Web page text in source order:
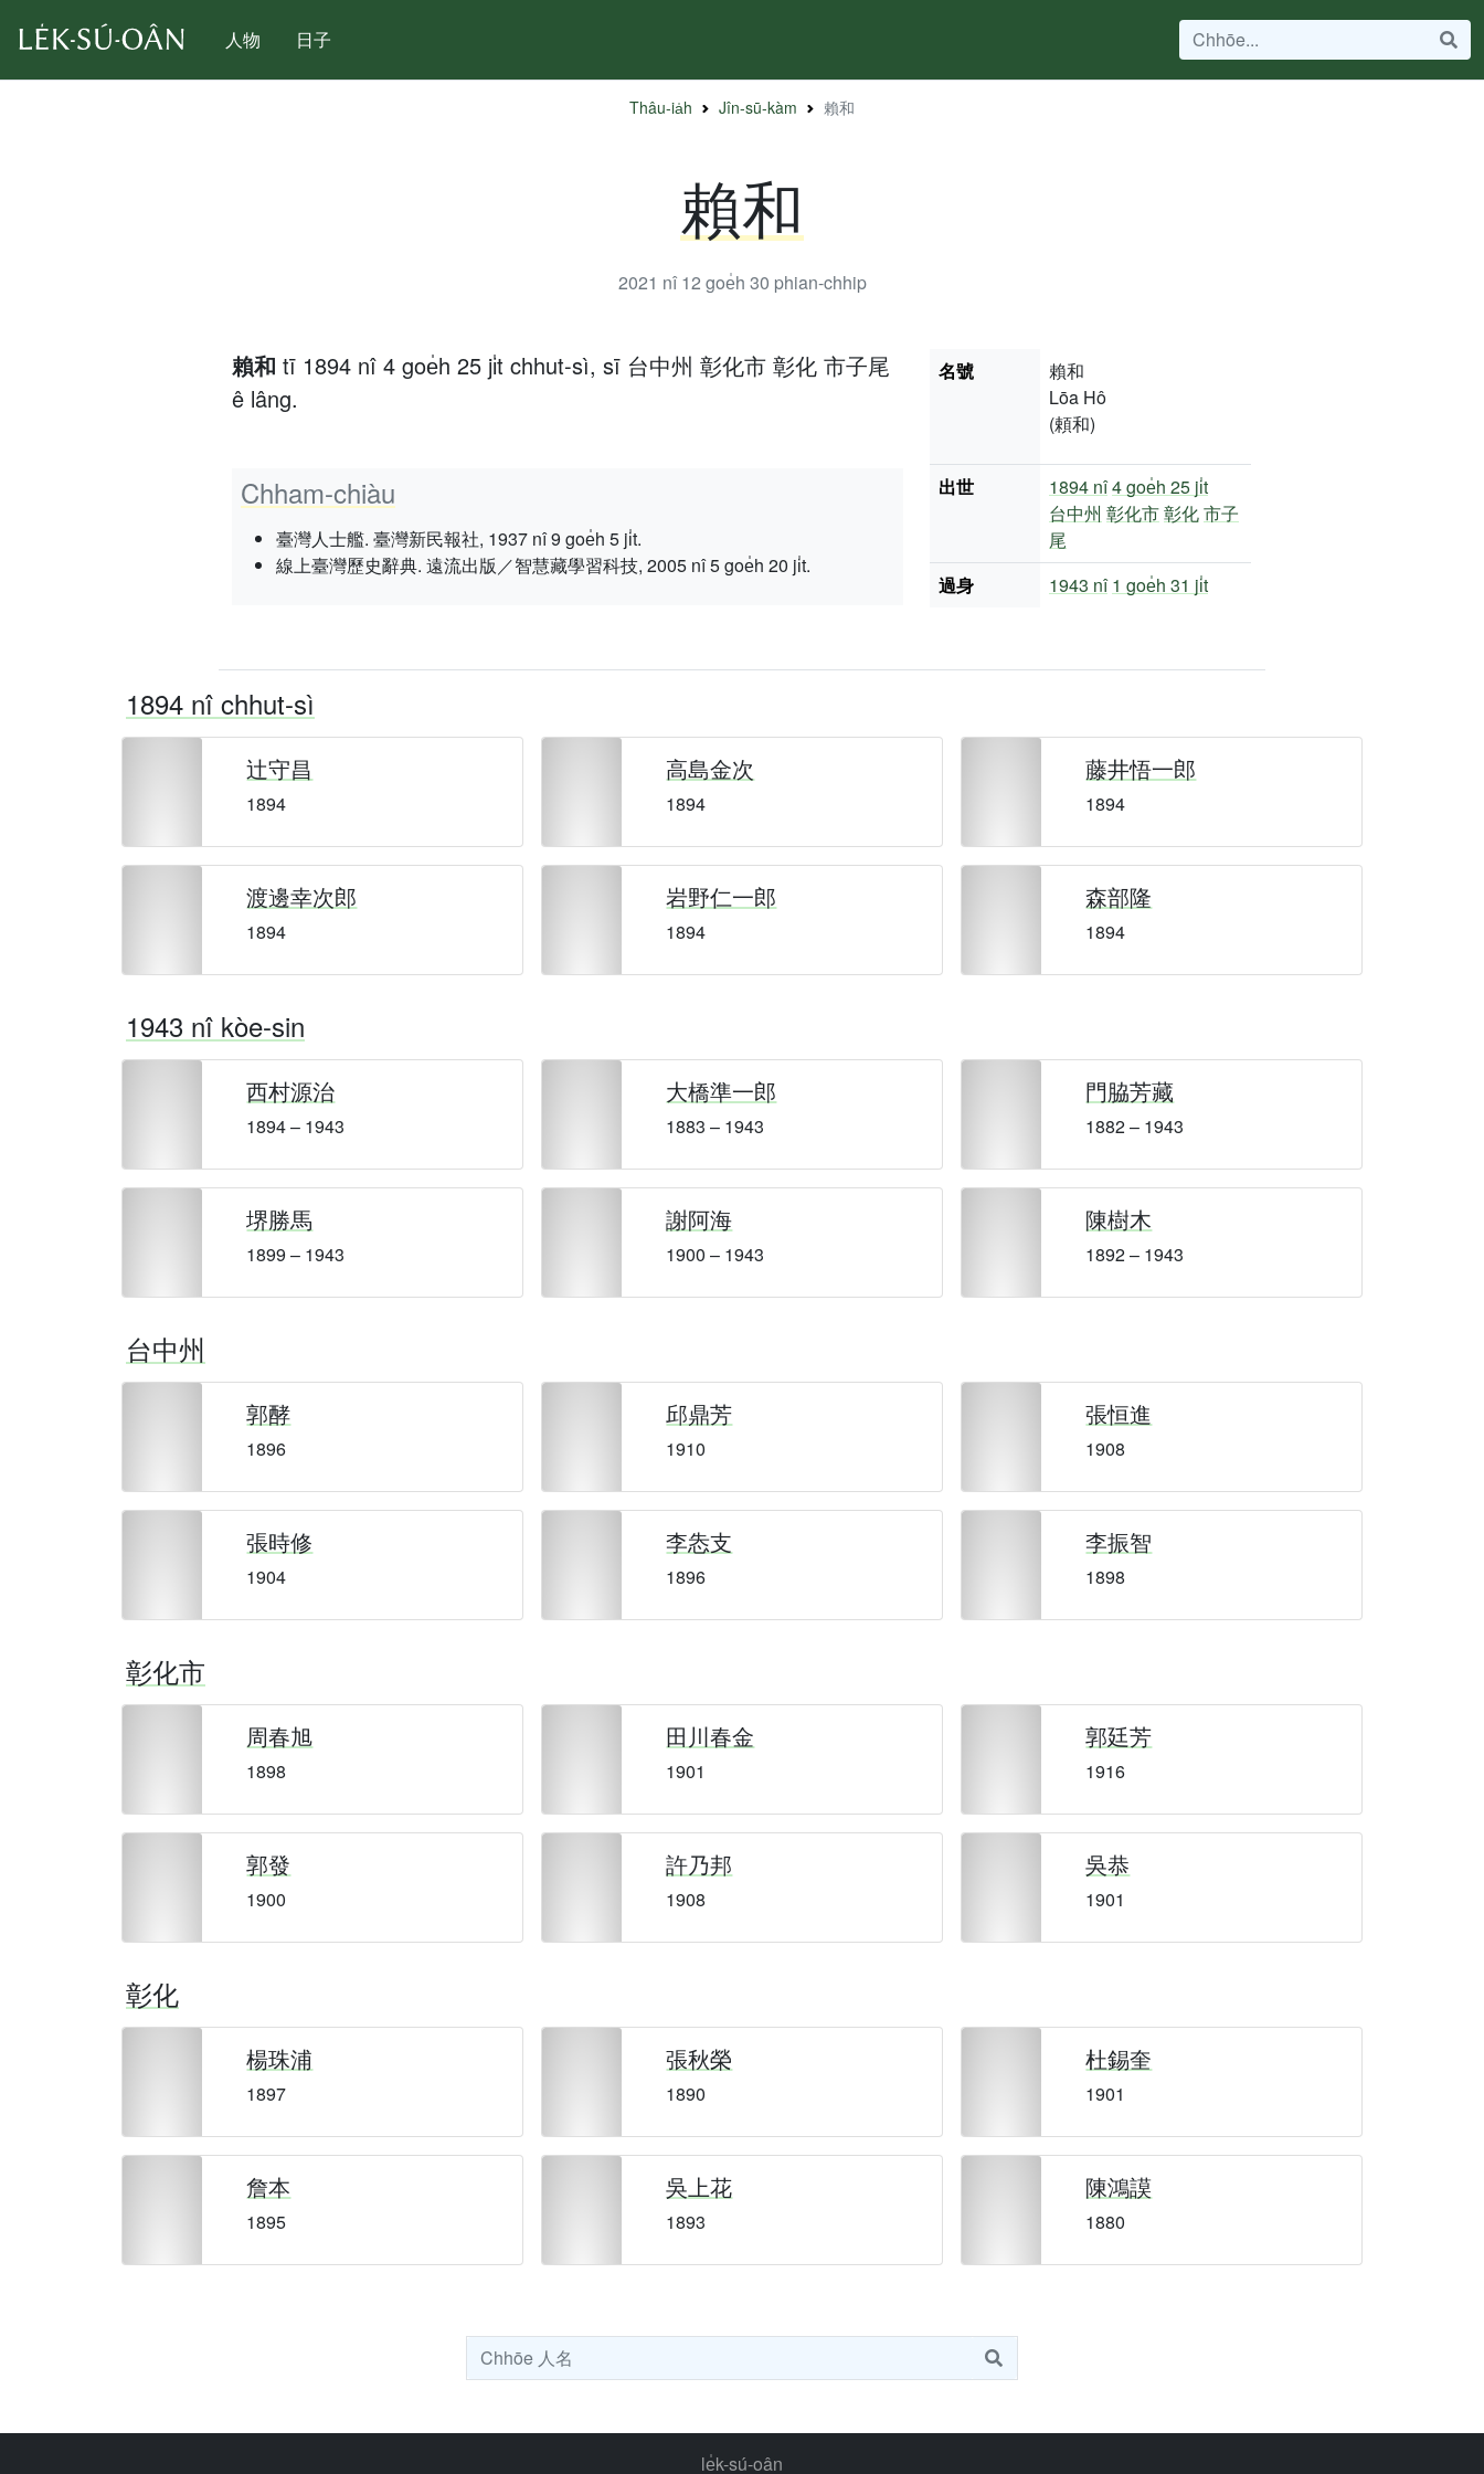
人物 日子
Thâu-ia̍h Jîn-sū-kàm 賴和
賴和
2021 nî 12 goe̍h 30 phian-chhip
賴和 tī 1894 nî 4 goe̍h 25 ji̍t chhut-sì, sī 台中州 彰化市 彰化 市子尾
ê lâng.
Chham-chiàu
臺灣人士艦. 臺灣新民報社, 1937 nî 9 goe̍h 5 ji̍t.
線上臺灣歷史辭典. 遠流出版／智慧藏學習科技, 2005 nî 5 goe̍h 20 ji̍t.
名號
賴和
Lōa Hô
(頼和)
出世 1894 nî4 goe̍h 25 ji̍t
台中州 彰化市彰化市子
尾
過身
1943 nî 1 goe̍h 31 ji̍t
1894 nî chhut-sì
辻守昌
1894
高島金次
1894
藤井悟一郎
1894
渡邊幸次郎
1894
岩野仁一郎
1894
森部隆
1894
1943 nî kòe-sin
西村源治
1894 – 1943
大橋準一郎
1883 – 1943
門脇芳藏
1882 – 1943
堺勝馬
1899 – 1943
謝阿海
1900 – 1943
陳樹木
1892 – 1943
台中州
郭酵
1896
邱鼎芳
1910
張恒進
1908
張時修
1904
李怣支
1896
李振智
1898
彰化市
周春旭
1898
田川春金
1901
郭廷芳
1916
郭發
1900
許乃邦
1908
吳恭
1901
彰化
楊珠浦
1897
張秋榮
1890
杜錫奎
1901
詹本
1895
吳上花
1893
陳鴻謨
1880
le̍k-sú-oân